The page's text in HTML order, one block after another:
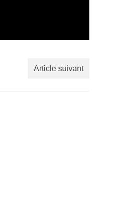
Article suivant